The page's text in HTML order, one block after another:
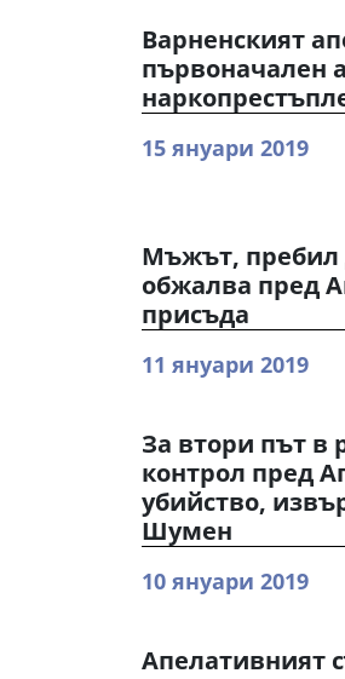
Варненският
първоначален
15 януари 2019
Мъжът, пребил
обжалва пред
присъда
11 януари 2019
За втори път в
контрол пред
убийство,
Шумен
10 януари 2019
Апелативният